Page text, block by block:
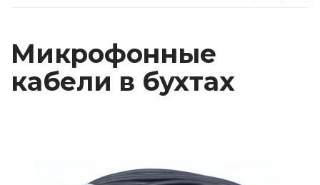
Микрофонные
кабели в бухтах